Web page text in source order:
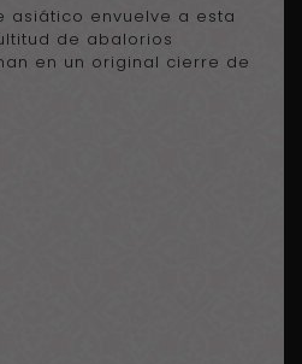
asiático envuelve a esta
de abalorios
en un original cierre de